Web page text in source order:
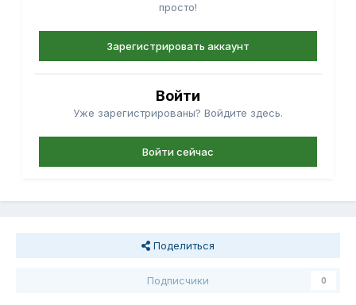
просто!
Зарегистрировать аккаунт
Войти
Уже зарегистрированы? Войдите здесь.
Войти сейчас
Поделиться
Подписчики 0